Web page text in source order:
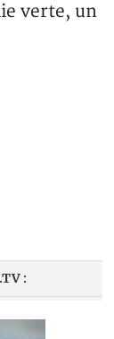
verte, un
: